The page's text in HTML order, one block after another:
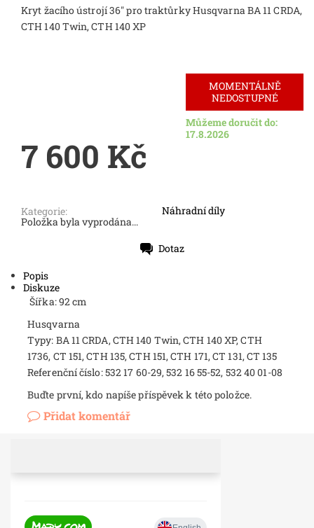
Kryt žacího ústrojí 36" pro traktůrky Husqvarna BA 11 CRDA,
CTH 140 Twin, CTH 140 XP
MOMENTÁLNĚ
NEDOSTUPNÉ
Můžeme doručit do:
17.8.2026
7 600 Kč
Kategorie:
Náhradní díly
Položka byla vyprodána...
Dotaz
Popis
Diskuze
Šířka: 92 cm
Husqvarna
Typy: BA 11 CRDA, CTH 140 Twin, CTH 140 XP, CTH
1736, CT 151, CTH 135, CTH 151, CTH 171, CT 131, CT 135
Referenční číslo: 532 17 60-29, 532 16 55-52, 532 40 01-08
Buďte první, kdo napíše příspěvek k této položce.
Přidat komentář